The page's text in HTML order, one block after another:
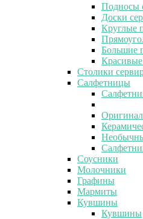
Подносы
Доски
Круглые
Большие
Столики
Салфетницы
Соусники
Молочники
Графины
Мармиты
Кувшины
Кувшины